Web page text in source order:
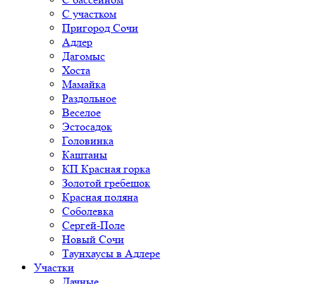
С участком
Пригород Сочи
Адлер
Дагомыс
Хоста
Мамайка
Раздольное
Веселое
Эстосадок
Головинка
Каштаны
КП Красная горка
Золотой гребешок
Красная поляна
Соболевка
Сергей-Поле
Новый Сочи
Таунхаусы в Адлере
Участки